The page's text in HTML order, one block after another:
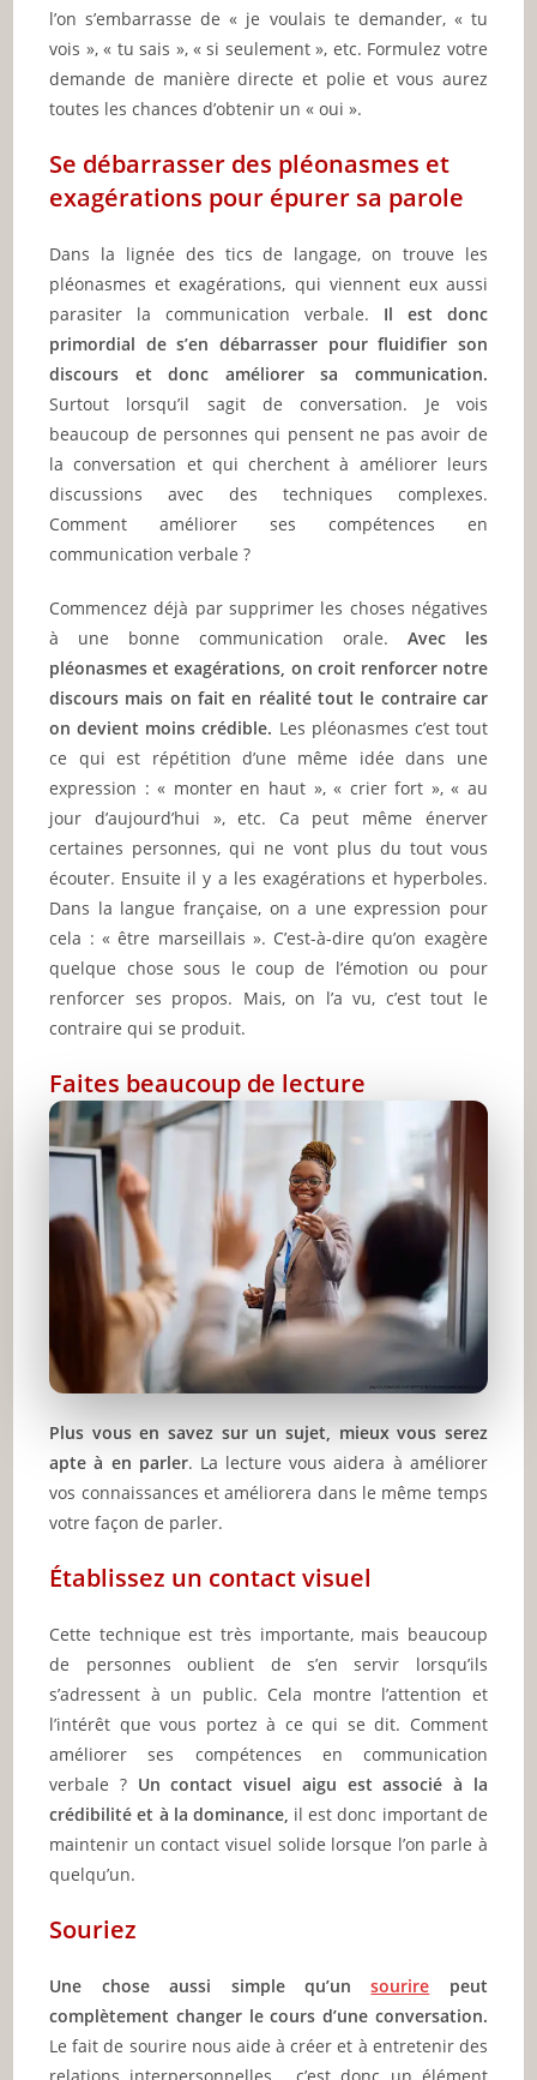
l’on s’embarrasse de « je voulais te demander, « tu
vois », « tu sais », « si seulement », etc. Formulez votre
demande de manière directe et polie et vous aurez
toutes les chances d’obtenir un « oui ».
Se débarrasser des pléonasmes et
exagérations pour épurer sa parole
Dans la lignée des tics de langage, on trouve les
pléonasmes et exagérations, qui viennent eux aussi
parasiter la communication verbale. Il est donc
primordial de s’en débarrasser pour fluidifier son
discours et donc améliorer sa communication.
Surtout lorsqu’il sagit de conversation. Je vois
beaucoup de personnes qui pensent ne pas avoir de
la conversation et qui cherchent à améliorer leurs
discussions avec des techniques complexes.
Comment améliorer ses compétences en
communication verbale ?
Commencez déjà par supprimer les choses négatives
à une bonne communication orale. Avec les
pléonasmes et exagérations, on croit renforcer notre
discours mais on fait en réalité tout le contraire car
on devient moins crédible. Les pléonasmes c’est tout
ce qui est répétition d’une même idée dans une
expression : « monter en haut », « crier fort », « au
jour d’aujourd’hui », etc. Ca peut même énerver
certaines personnes, qui ne vont plus du tout vous
écouter. Ensuite il y a les exagérations et hyperboles.
Dans la langue française, on a une expression pour
cela : « être marseillais ». C’est-à-dire qu’on exagère
quelque chose sous le coup de l’émotion ou pour
renforcer ses propos. Mais, on l’a vu, c’est tout le
contraire qui se produit.
Faites beaucoup de lecture
Plus vous en savez sur un sujet, mieux vous serez
apte à en parler. La lecture vous aidera à améliorer
vos connaissances et améliorera dans le même temps
votre façon de parler.
Établissez un contact visuel
Cette technique est très importante, mais beaucoup
de personnes oublient de s’en servir lorsqu’ils
s’adressent à un public. Cela montre l’attention et
l’intérêt que vous portez à ce qui se dit. Comment
améliorer ses compétences en communication
verbale ? Un contact visuel aigu est associé à la
crédibilité et à la dominance, il est donc important de
maintenir un contact visuel solide lorsque l’on parle à
quelqu’un.
Souriez
Une chose aussi simple qu’unsourire peut
complètement changer le cours d’une conversation.
Le fait de sourire nous aide à créer et à entretenir des